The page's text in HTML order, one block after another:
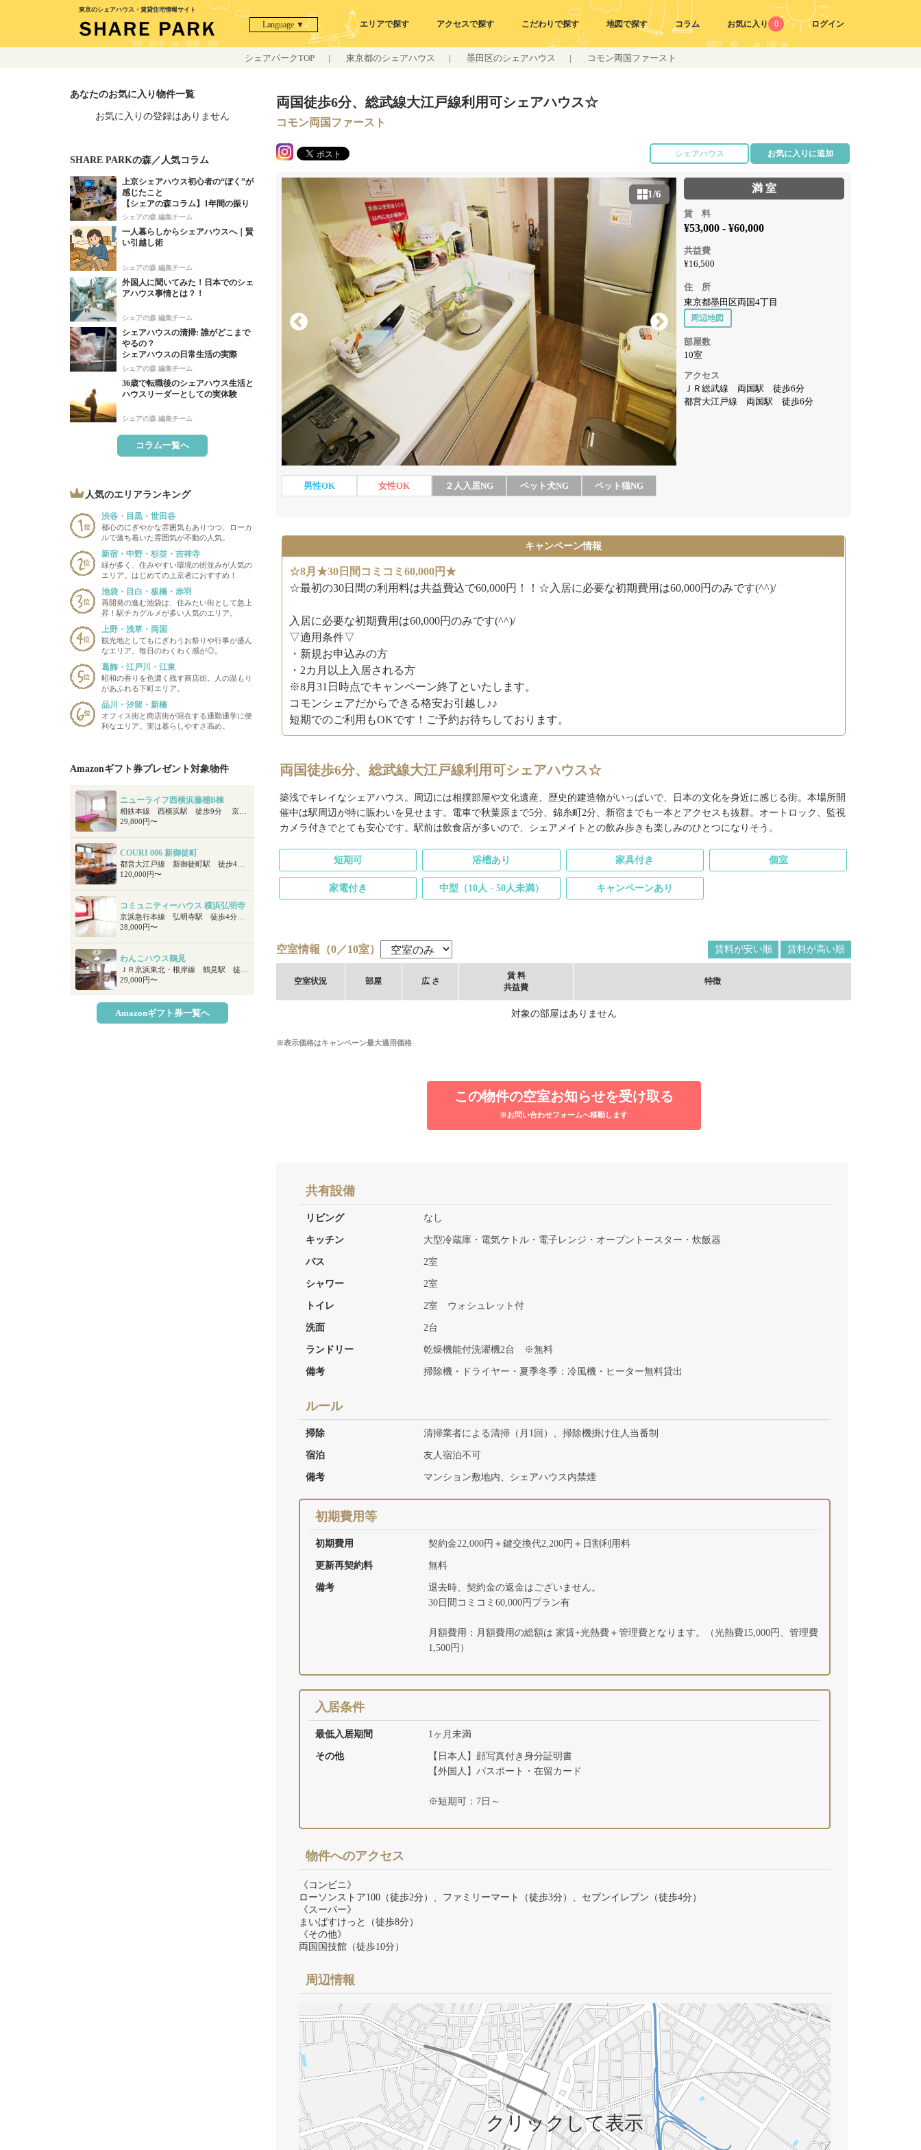
東京のシェアハウス・賃貸住宅情報サイト
Language ▼ エリアで探す アクセスで探す こだわりで探す 地図で探す コラム お気に入り 0 ログイン
シェアパークTOP | 東京都のシェアハウス | 墨田区のシェアハウス | コモン両国ファースト
両国徒歩6分、総武線大江戸線利用可シェアハウス☆
コモン両国ファースト
お気に入りに追加
シェアハウス
1/6
男性OK 女性OK ２人入居NG ペット犬NG ペット猫NG
満 室
賃 料
¥53,000 - ¥60,000
共益費
¥16,500
住 所
東京都墨田区両国4丁目
周辺地図
部屋数
10室
アクセス
ＪＲ総武線 両国駅 徒歩6分
都営大江戸線 両国駅 徒歩6分
キャンペーン情報
☆8月★30日間コミコミ60,000円★
☆最初の30日間の利用料は共益費込で60,000円！！☆入居に必要な初期費用は60,000円のみです(^^)/
入居に必要な初期費用は60,000円のみです(^^)/
▽適用条件▽
・新規お申込みの方
・2カ月以上入居される方
※8月31日時点でキャンペーン終了といたします。
コモンシェアだからできる格安お引越し♪♪
短期でのご利用もOKです！ご予約お待ちしております。
両国徒歩6分、総武線大江戸線利用可シェアハウス☆
築浅でキレイなシェアハウス。周辺には相撲部屋や文化遺産、歴史的建造物がいっぱいで、日本の文化を身近に感じる街。本場所開
催中は駅周辺が特に賑わいを見せます。電車で秋葉原まで5分、錦糸町2分、新宿までも一本とアクセスも抜群。オートロック、監視
カメラ付きでとても安心です。駅前は飲食店が多いので、シェアメイトとの飲み歩きも楽しみのひとつになりそう。
短期可 浴槽あり 家具付き 個室
家電付き 中型（10人 - 50人未満） キャンペーンあり
空室情報（0／10室） 賃料が安い順 賃料が高い順
空室状況 部屋 広 さ
賃 料
共益費
特徴
対象の部屋はありません
※表示価格はキャンペーン最大適用価格
この物件の空室お知らせを受け取る
※お問い合わせフォームへ移動します
共有設備
リビング なし
キッチン 大型冷蔵庫・電気ケトル・電子レンジ・オーブントースター・炊飯器
バス 2室
シャワー 2室
トイレ 2室 ウォシュレット付
洗面 2台
ランドリー 乾燥機能付洗濯機2台 ※無料
備考 掃除機・ドライヤー・夏季冬季：冷風機・ヒーター無料貸出
ルール
掃除 清掃業者による清掃（月1回）、掃除機掛け住人当番制
宿泊 友人宿泊不可
備考 マンション敷地内、シェアハウス内禁煙
初期費用等
初期費用 契約金22,000円＋鍵交換代2,200円＋日割利用料
更新再契約料 無料
備考
退去時、契約金の返金はございません。
30日間コミコミ60,000円プラン有
月額費用：月額費用の総額は 家賃+光熱費＋管理費となります。（光熱費15,000円、管理費
1,500円）
入居条件
最低入居期間 1ヶ月未満
その他
【日本人】顔写真付き身分証明書
【外国人】パスポート・在留カード
※短期可：7日～
物件へのアクセス
《コンビニ》
ローソンストア100（徒歩2分）、ファミリーマート（徒歩3分）、セブンイレブン（徒歩4分）
《スーパー》
まいばすけっと（徒歩8分）
《その他》
両国国技館（徒歩10分）
周辺情報
クリックして表示
あなたのお気に入り物件一覧
お気に入りの登録はありません
SHARE PARKの森／人気コラム
上京シェアハウス初心者の“ぼく”が
感じたこと
【シェアの森コラム】1年間の振り
返り！
シェアの森 編集チーム
一人暮らしからシェアハウスへ｜賢
い引越し術
シェアの森 編集チーム
外国人に聞いてみた！日本でのシェ
アハウス事情とは？！
シェアの森 編集チーム
シェアハウスの清掃: 誰がどこまで
やるの？
シェアハウスの日常生活の実際
シェアの森 編集チーム
36歳で転職後のシェアハウス生活と
ハウスリーダーとしての実体験
シェアの森 編集チーム
コラム一覧へ
人気のエリアランキング
渋谷・目黒・世田谷
都心のにぎやかな雰囲気もありつつ、ローカ
ルで落ち着いた雰囲気が不動の人気。
新宿・中野・杉並・吉祥寺
緑が多く、住みやすい環境の街並みが人気の
エリア。はじめての上京者におすすめ！
池袋・目白・板橋・赤羽
再開発の進む池袋は、住みたい街として急上
昇！駅チカグルメが多い人気のエリア。
上野・浅草・両国
観光地としてもにぎわうお祭りや行事が盛ん
なエリア。毎日のわくわく感が◎。
葛飾・江戸川・江東
昭和の香りを色濃く残す商店街。人の温もり
があふれる下町エリア。
品川・汐留・新橋
オフィス街と商店街が混在する通勤通学に便
利なエリア。実は暮らしやすさ高め。
Amazonギフト券プレゼント対象物件
ニューライフ西横浜藤棚B棟
29,800円〜
COURI 006 新御徒町
120,000円〜
コミュニティーハウス 横浜弘明寺
28,000円〜
わんこハウス鶴見
29,000円〜
Amazonギフト券一覧へ